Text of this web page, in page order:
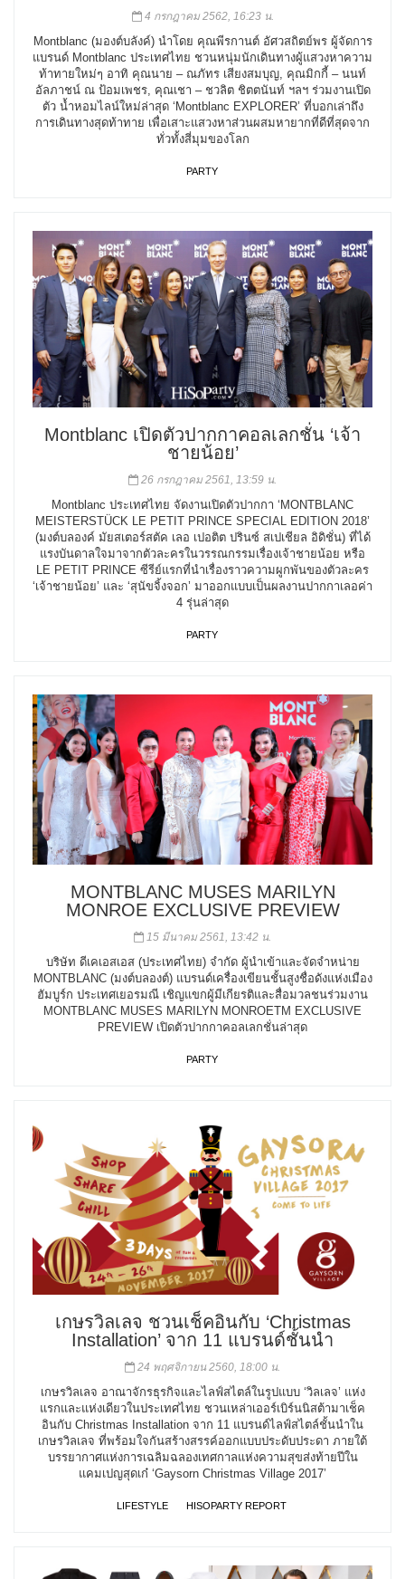
4 กรกฎาคม 2562, 16:23 น.
Montblanc (มองต์บลังค์) นำโดย คุณพีรกานต์ อัศวสถิตย์พร ผู้จัดการ
แบรนด์ Montblanc ประเทศไทย ชวนหนุ่มนักเดินทางผู้แสวงหาความ
ท้าทายใหม่ๆ อาทิ คุณนาย – ณภัทร เสียงสมบุญ, คุณมิกกี้ – นนท์
อัลภาชน์ ณ ป้อมเพชร, คุณเชา – ชวลิต ชิตตนันท์ ฯลฯ ร่วมงานเปิด
ตัว น้ำหอมไลน์ใหม่ล่าสุด ‘Montblanc EXPLORER’ ที่บอกเล่าถึง
การเดินทางสุดท้าทาย เพื่อเสาะแสวงหาส่วนผสมหายากที่ดีที่สุดจาก
ทั่วทั้งสี่มุมของโลก
PARTY
Montblanc เปิดตัวปากกาคอลเลกชั่น ‘เจ้า
ชายน้อย’
26 กรกฎาคม 2561, 13:59 น.
Montblanc ประเทศไทย จัดงานเปิดตัวปากกา ‘MONTBLANC
MEISTERSTÜCK LE PETIT PRINCE SPECIAL EDITION 2018’
(มงต์บลองค์ มัยสเตอร์สตัค เลอ เปอติต ปรินซ์ สเปเชียล อิดิชั่น) ที่ได้
แรงบันดาลใจมาจากตัวละครในวรรณกรรมเรื่องเจ้าชายน้อย หรือ
LE PETIT PRINCE ซีรีย์แรกที่นำเรื่องราวความผูกพันของตัวละคร
‘เจ้าชายน้อย’ และ ‘สุนัขจิ้งจอก’ มาออกแบบเป็นผลงานปากกาเลอค่า
4 รุ่นล่าสุด
PARTY
MONTBLANC MUSES MARILYN
MONROE EXCLUSIVE PREVIEW
15 มีนาคม 2561, 13:42 น.
บริษัท ดีเคเอสเอส (ประเทศไทย) จำกัด ผู้นำเข้าและจัดจำหน่าย
MONTBLANC (มงต์บลองต์) แบรนด์เครื่องเขียนชั้นสูงชื่อดังแห่งเมือง
ฮัมบูร์ก ประเทศเยอรมณี เชิญแขกผู้มีเกียรติและสื่อมวลชนร่วมงาน
MONTBLANC MUSES MARILYN MONROETM EXCLUSIVE
PREVIEW เปิดตัวปากกาคอลเลกชั่นล่าสุด
PARTY
เกษรวิลเลจ ชวนเช็คอินกับ ‘Christmas
Installation’ จาก 11 แบรนด์ชั้นนำ
24 พฤศจิกายน 2560, 18:00 น.
เกษรวิลเลจ อาณาจักรธุรกิจและไลฟ์สไตล์ในรูปแบบ ‘วิลเลจ’ แห่ง
แรกและแห่งเดียวในประเทศไทย ชวนเหล่าเออร์เบิร์นนิสต้ามาเช็ค
อินกับ Christmas Installation จาก 11 แบรนด์ไลฟ์สไตล์ชั้นนำใน
เกษรวิลเลจ ที่พร้อมใจกันสร้างสรรค์ออกแบบประดับประดา ภายใต้
บรรยากาศแห่งการเฉลิมฉลองเทศกาลแห่งความสุขส่งท้ายปีใน
แคมเปญสุดเก๋ ‘Gaysorn Christmas Village 2017’
LIFESTYLE HISOPARTY REPORT